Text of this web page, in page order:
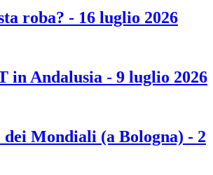
roba? - 16 luglio 2026
in Andalusia - 9 luglio 2026
Mondiali (a Bologna) - 2